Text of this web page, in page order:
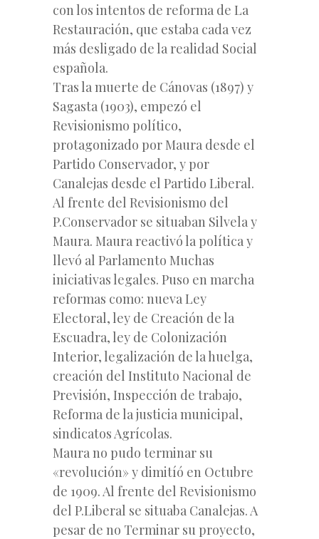
con los intentos de reforma de La
Restauración, que estaba cada vez
más desligado de la realidad Social
española.
Tras la muerte de Cánovas (1897) y
Sagasta (1903), empezó el
Revisionismo político,
protagonizado por Maura desde el
Partido Conservador, y por
Canalejas desde el Partido Liberal.
Al frente del Revisionismo del
P.Conservador se situaban Silvela y
Maura. Maura reactivó la política y
llevó al Parlamento Muchas
iniciativas legales. Puso en marcha
reformas como: nueva Ley
Electoral, ley de Creación de la
Escuadra, ley de Colonización
Interior, legalización de la huelga,
creación del Instituto Nacional de
Previsión, Inspección de trabajo,
Reforma de la justicia municipal,
sindicatos Agrícolas.
Maura no pudo terminar su
«revolución» y dimitíó en Octubre
de 1909. Al frente del Revisionismo
del P.Liberal se situaba Canalejas. A
pesar de no Terminar su proyecto,